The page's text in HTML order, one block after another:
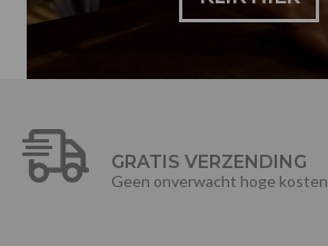
GRATIS VERZENDING
Geen onverwacht hoge kosten